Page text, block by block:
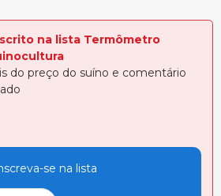
na lista Termômetro
do preço do suíno e comentário
se na lista